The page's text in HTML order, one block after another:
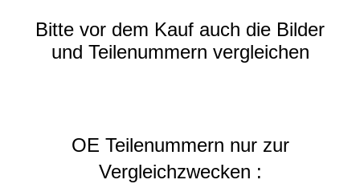
Bitte vor dem Kauf auch die Bilder
und Teilenummern vergleichen
OE Teilenummern nur zur
Vergleichzwecken :